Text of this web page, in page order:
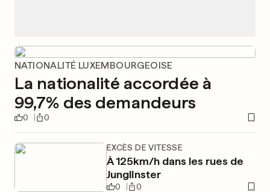
NATIONALITÉ LUXEMBOURGEOISE
La nationalité accordée à
99,7% des demandeurs
0 0
EXCÈS DE VITESSE
À 125km/h dans les rues de
Junglinster
0 0